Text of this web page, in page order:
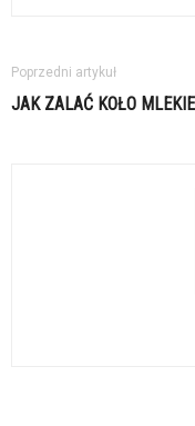
Poprzedni artykuł
JAK ZALAĆ KOŁO